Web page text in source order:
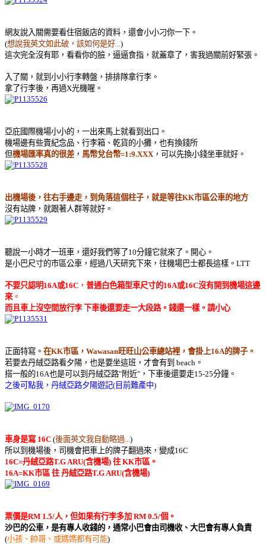
網友說入關需要看住宿飯店的資料，還會小小刁你一下。
(想說我英文如此破，該如何是好... )
這次完全沒有耶，看看你的臉，逼逼食指，就蓋章了，害我過關前好緊張 。
入了關，就到小小行李轉盤，排排隊拿行李。
拿了行李後，再過X光機喔。
亞庇國際機場小小的，一出來馬上就看到出口。
機場邊有些賣紀念品、行李箱、乾貨的小攤，也有換錢所
但機場匯率真的很差 ， 馬幣兌台幣=1:9.XXX ，可以先換小錢坐車就好。
出機場後，往右手邊走，到角落這個柱子，就是等往KK市區公車的地方
沒有站牌，就跟著人群等就好。
聽說一小時才一班車，還好我們等了10分鐘它就來了。開心。
是小巴尺寸的市區公車，經過八天研究下來，往機場巴士都長這樣。LTT
不要只認明16A或16C ， 普通白色箱型車尺寸的16A或16C沒有開到機場這邊
來 。
而且車上沒空間放行李 下車後還要走一大段路。錢還一樣。請小心
正面特寫。 在KK市區，Wawasan旺旺山公車總站裡，會掛上16A的牌子。
若要去丹絨亞路看夕陽，也是要坐這班，才會有到 beach。
搭一般的16A也是可以到丹絨亞路"附近"，下車後還要走15-25分鐘。
之後可點我，丹絨亞路夕陽遊記(目前難產中)
車身是寫 16C (後面英文我自動略過... )
所以到機場後，司機會把車上的牌子翻過來，變成16C
16C=丹絨亞路T.G ARU(含機場) 往 KK市區。
16A=KK市區 往 丹絨亞路T.G ARU(含機場)
票價是RM 1.5/人，但如果有行李多加 RM 0.5/個。
沙巴的公車，是有專人收錢的，通常小巴會由司機收、大巴會有專人負責
(小孩、帥哥、或媽媽都有可能)